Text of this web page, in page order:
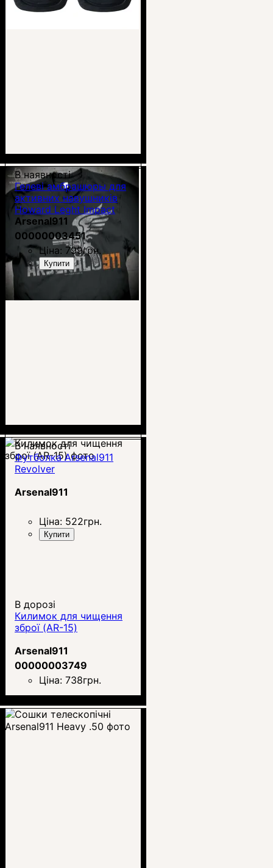
В наявності
Гелеві амбрашюры для
активних навушників
Howard Leght Impact
Arsenal911
00000003451
Ціна: 799грн.
Купити
В наявності
Футболка Arsenal911
Revolver
Arsenal911
Ціна: 522грн.
Купити
В дорозі
Килимок для чищення
зброї (AR-15)
Arsenal911
00000003749
Ціна: 738грн.